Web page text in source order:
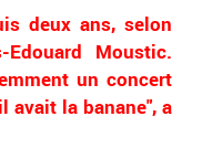
deux ans, selon
Moustic.
un concert
avait la banane", a